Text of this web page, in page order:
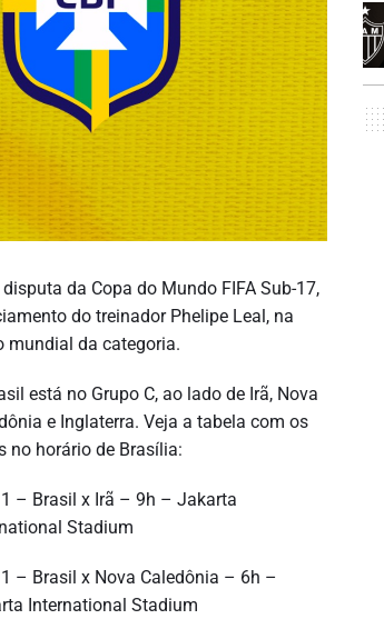
da Copa do Mundo FIFA Sub-17,
do treinador Phelipe Leal, na
mundial da categoria.
está no Grupo C, ao lado de Irã, Nova
e Inglaterra. Veja a tabela com os
no horário de Brasília:
– Brasil x Irã – 9h – Jakarta
Stadium
– Brasil x Nova Caledônia – 6h –
International Stadium